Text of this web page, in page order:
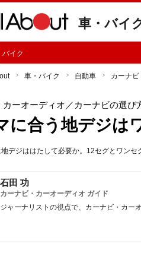
車・バイ
バイク
車・バイク 自動車 カーナ
カーオーディオ ／カーナビの選び
に合う地デジ
デジははたして必要か。12セグとワンセ
石田 功
カーナビ・カーオーディオ ガイド
ジャーナリストの視点で、カーナビ・カー